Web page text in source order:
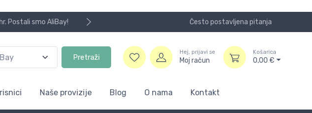
Postali smo AliBay! Često postavljena pitanja
Pretraži
Hej, prijavi se
Moj račun
Košarica
0,00 €
Naše provizije Blog O nama Kontakt